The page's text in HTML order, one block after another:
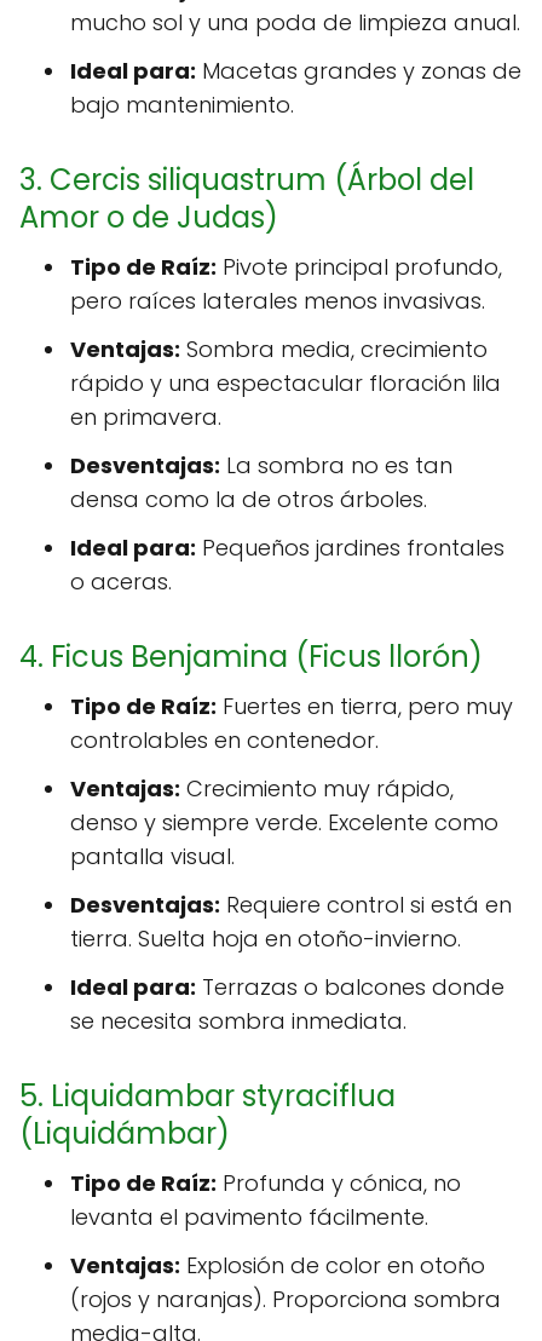
mucho sol y una poda de limpieza anual.
Ideal para: Macetas grandes y zonas de
bajo mantenimiento.
3. Cercis siliquastrum (Árbol del
Amor o de Judas)
Tipo de Raíz: Pivote principal profundo,
pero raíces laterales menos invasivas.
Ventajas: Sombra media, crecimiento
rápido y una espectacular floración lila
en primavera.
Desventajas: La sombra no es tan
densa como la de otros árboles.
Ideal para: Pequeños jardines frontales
o aceras.
4. Ficus Benjamina (Ficus llorón)
Tipo de Raíz: Fuertes en tierra, pero muy
controlables en contenedor.
Ventajas: Crecimiento muy rápido,
denso y siempre verde. Excelente como
pantalla visual.
Desventajas: Requiere control si está en
tierra. Suelta hoja en otoño-invierno.
Ideal para: Terrazas o balcones donde
se necesita sombra inmediata.
5. Liquidambar styraciflua
(Liquidámbar)
Tipo de Raíz: Profunda y cónica, no
levanta el pavimento fácilmente.
Ventajas: Explosión de color en otoño
(rojos y naranjas). Proporciona sombra
media-alta.